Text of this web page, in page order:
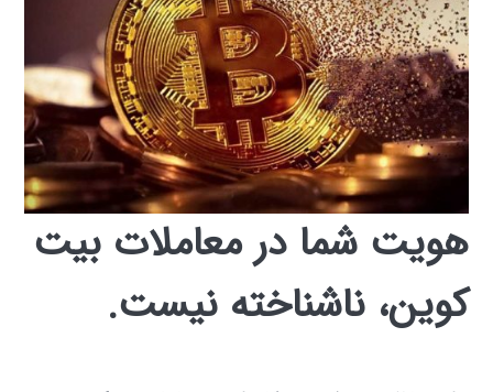
هویت شما در معاملات بیت
کوین، ناشناخته نیست.